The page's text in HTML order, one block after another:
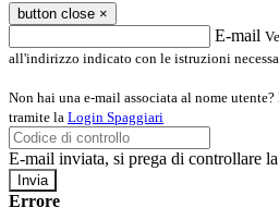
button close ×
E-mail
all'indirizzo indicato con le istruzioni
Non hai una e-mail associata al nome
tramite la Login Spaggiari
E-mail inviata, si prega di controllare
Errore